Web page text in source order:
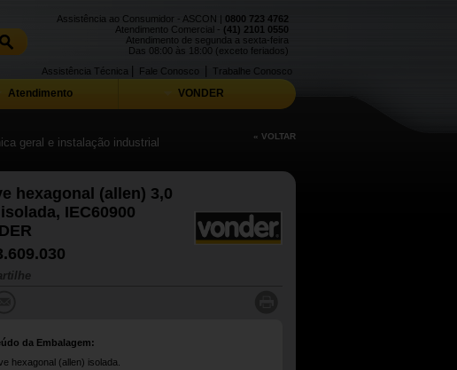
Assistência ao Consumidor - ASCON | 0800 723 4762
Atendimento Comercial - (41) 2101 0550
Atendimento de segunda a sexta-feira
Das 08:00 às 18:00 (exceto feriados)
Trabalhe Conosco
Fale Conosco
Assistência Técnica
Atendimento VONDER
geral e instalação industrial
« VOLTAR
hexagonal (allen) 3,0
IEC60900
da Embalagem:
hexagonal (allen) isolada.